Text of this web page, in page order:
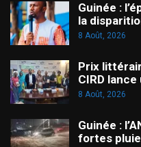
Guinée :
la
8 Août, 2026
Prix
CIRD
8 Août, 2026
Guinée :
fortes